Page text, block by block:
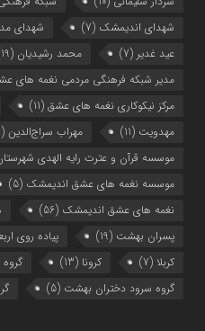
شهدای اندیمشک (7) شهدای
عید غدیر (7) محمد رشیدیان (19)
مدیر شبکه فرهنگی مردمی نغمه های
مرکز نیکوکاری نغمه های عشق (11)
مهدویت (11) مهراب سراج‌الدین (57)
موسسه قرآن و عترت رایه الهدی
موسسه نغمه های عشق اندیمشک (5)
نغمه های عشق اندیمشک (56)
پسران بهشت (19) پیاده روی
کربلا (7) کرونا (13)
گروه سرود دختران بهشت (5)